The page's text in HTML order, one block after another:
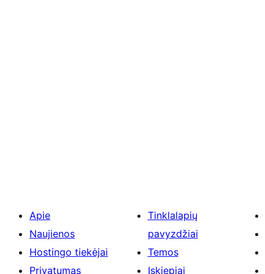
Apie
Naujienos
Hostingo tiekėjai
Privatumas
Tinklalapių
pavyzdžiai
Temos
Įskiepiai